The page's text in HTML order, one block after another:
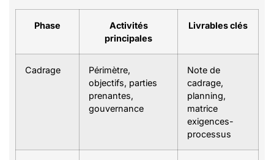
Phase
Activités
principales
Livrables clés
Cadrage
Périmètre,
objectifs, parties
prenantes,
gouvernance
Note de
cadrage,
planning,
matrice
exigences-
processus